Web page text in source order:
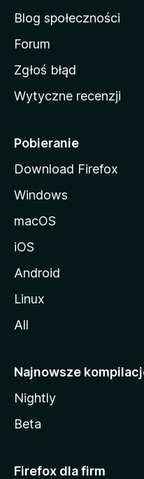
M
o
z
l
i
Blog społeczności
Forum
Zgłoś błąd
Wytyczne recenzji
Pobieranie
Download Firefox
Windows
macOS
iOS
Android
Linux
All
Najnowsze
Nightly
Beta
Firefox dla firm